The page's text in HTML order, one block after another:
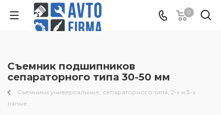
0
Съемник подшипников
сепараторного типа 30-50 мм
Съемники универсальные, сепараторного типа, 2-х и 3-х
лапые.